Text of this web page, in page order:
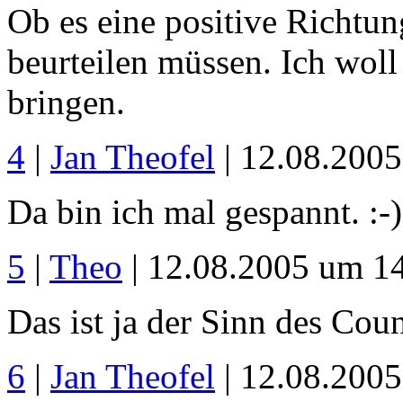
Ob es eine positive
beurteilen müssen. Ich
bringen.
4 | Jan Theofel |
Da bin ich mal gespannt. :-)
5 | Theo | 12.08.2005 um
Das ist ja der Sinn des
6 | Jan Theofel |